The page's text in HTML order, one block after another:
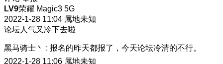
LV9荣耀 Magic3 5G
2022-1-28 11:04 属地未知
论坛人气又冷下去啦
黑马骑士丶 : 报名的昨天都报了，今天论坛冷清的不行。
2022-1-28 11:06 属地未知